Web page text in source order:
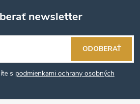
newsletter
s podmienkami ochrany osobných
ODOBERAŤ